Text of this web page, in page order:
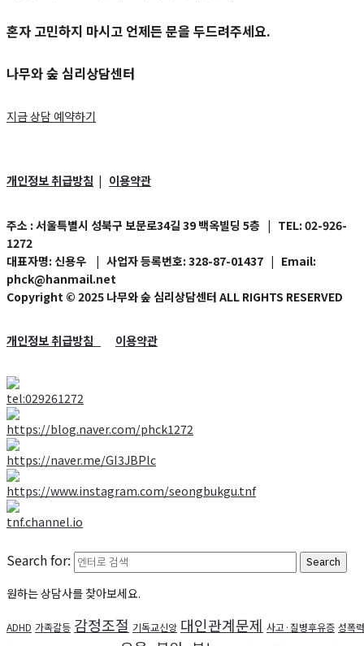
혼자 고민하지 마시고 언제든 문을 두드려주세요.
나무와 숲 심리상담센터
지금 상담 예약하기
개인정보 취급방침 | 이용약관
주소 : 서울특별시 성북구 보문로34길 39 백옥빌딩 5층 | TEL: 02-926-
1272
대표자명: 신용우 | 사업자 등록번호: 328-87-01437 | Email:
phck@hanmail.net
Copyright © 2025 나무와 숲 심리상담센터 ALL RIGHTS RESERVED
개인정보 취급방침 이용약관
Search for:
원하는 상담사를 찾아보세요.
ADHD 가족갈등 감정조절 기독교신앙 대인관계문제 사고·질병후유증 성폭